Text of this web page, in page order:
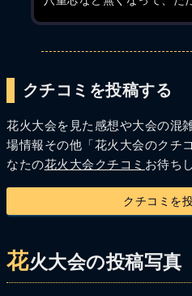
クチコミを投稿する
花火大会を見た感想や大会の混
場情報その他「花火大会のクチ
なたの花火大会クチコミ お待ち
クチコミを
花火大会の投稿写真